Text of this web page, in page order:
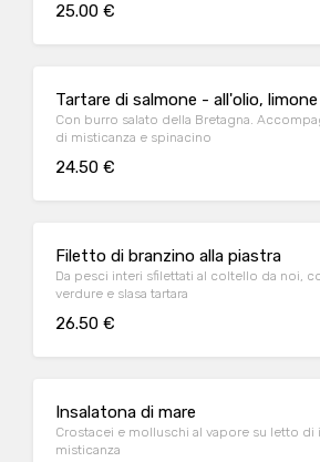
25.00 €
Tartare di salmone - all'olio,
Con burro salato della Bretagna.
di misticanza e spinacino
24.50 €
Filetto di branzino alla piastra
Da pesci interi sfilettati al coltello da noi,
verdure e slasa tartara
26.50 €
Insalatona di mare
Crostacei e molluschi al vapore su letto di
misticanza